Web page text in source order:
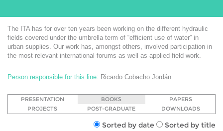
The ITA has for over ten years been working on the different hydraulic
fields covered under the umbrella term of “efficient use of water” in
urban supplies. Our work has, amongst others, involved participation in
the most relevant international forums as well as applied field work.
Person responsible for this line: Ricardo Cobacho Jordán
PRESENTATION BOOKS
PAPERS
PROJECTS
POST-GRADUATE DOWNLOADS
Sorted by date
Sorted by title